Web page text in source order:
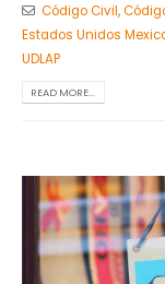
Código Civil,
Estados Unidos
UDLAP
READ MORE...